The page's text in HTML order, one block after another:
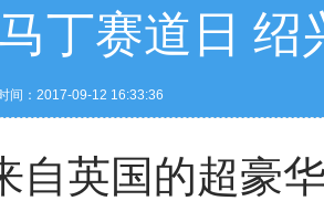
丁赛道日
间：2017-09-12 16:33:36
英国的超豪